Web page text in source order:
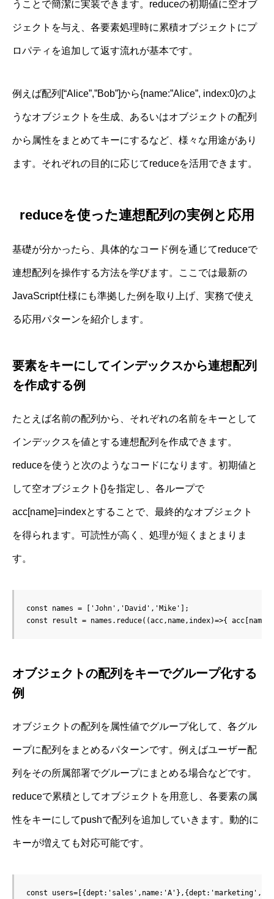
うことで簡潔に実装できます。reduceの初期値に空オブ
ジェクトを与え、各要素処理時に累積オブジェクトにプ
ロパティを追加して返す流れが基本です。
例えば配列[“Alice”,”Bob”]から{name:”Alice”, index:0}のよ
うなオブジェクトを生成、あるいはオブジェクトの配列
から属性をまとめてキーにするなど、様々な用途があり
ます。それぞれの目的に応じてreduceを活用できます。
reduceを使った連想配列の実例と応用
基礎が分かったら、具体的なコード例を通じてreduceで
連想配列を操作する方法を学びます。ここでは最新の
JavaScript仕様にも準拠した例を取り上げ、実務で使え
る応用パターンを紹介します。
要素をキーにしてインデックスから連想配列
を作成する例
たとえば名前の配列から、それぞれの名前をキーとして
インデックスを値とする連想配列を作成できます。
reduceを使うと次のようなコードになります。初期値と
して空オブジェクト{}を指定し、各ループで
acc[name]=indexとすることで、最終的なオブジェクト
を得られます。可読性が高く、処理が短くまとまりま
す。
const names = ['John','David','Mike'];
const result = names.reduce((acc,name,index)=>{
オブジェクトの配列をキーでグループ化する
例
オブジェクトの配列を属性値でグループ化して、各グル
ープに配列をまとめるパターンです。例えばユーザー配
列をその所属部署でグループにまとめる場合などです。
reduceで累積としてオブジェクトを用意し、各要素の属
性をキーにしてpushで配列を追加していきます。動的に
キーが増えても対応可能です。
const